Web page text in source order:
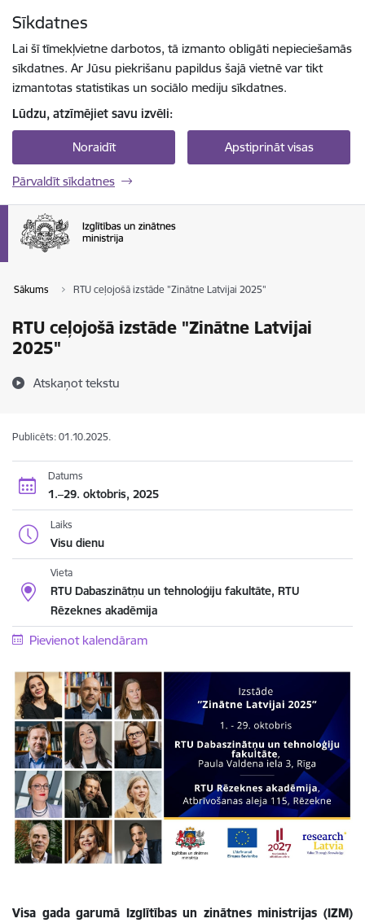
Sīkdatnes
Lai šī tīmekļvietne darbotos, tā izmanto obligāti nepieciešamās
sīkdatnes. Ar Jūsu piekrišanu papildus šajā vietnē var tikt
izmantotas statistikas un sociālo mediju sīkdatnes.
Lūdzu, atzīmējiet savu izvēli:
Noraidīt Apstiprināt visas
Pārvaldīt sīkdatnes
Sākums RTU ceļojošā izstāde "Zinātne Latvijai 2025"
RTU ceļojošā izstāde "Zinātne Latvijai
2025"
Atskaņot tekstu
Publicēts: 01.10.2025.
Datums
1.–29. oktobris, 2025
Laiks
Visu dienu
Vieta
RTU Dabaszinātņu un tehnoloģiju fakultāte, RTU
Rēzeknes akadēmija
Pievienot kalendāram
Visa gada garumā Izglītības un zinātnes ministrijas (IZM)